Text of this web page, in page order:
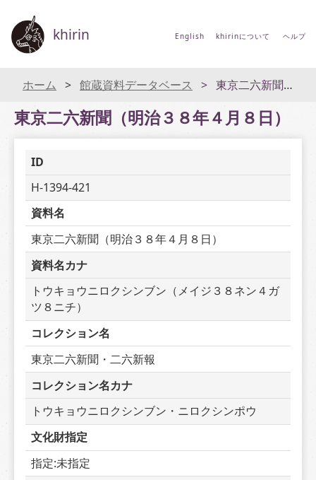
khirin English khirinについて ヘルプ
ホーム 館蔵資料データベース 東京二六新聞（明治３８年４月８日）
東京二六新聞（明治３８年４月８日）
ID
H-1394-421
資料名
東京二六新聞（明治３８年４月８日）
資料名カナ
トウキョウニロクシンブン（メイジ３８ネン４ガ
ツ８ニチ）
コレクション名
東京二六新聞・二六新報
コレクション名カナ
トウキョウニロクシンブン・ニロクシンポウ
文化財指定
指定:未指定